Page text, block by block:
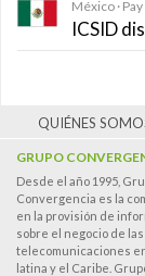
México ·
ICSID
QUIÉNES
GRUPO
Desde el año 1995,
Convergencia es la
en la provisión de
sobre el negocio de las
telecomunicaciones
latina y el Caribe.